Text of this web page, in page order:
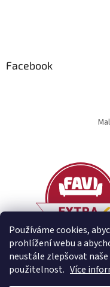
Používáme cookies,
prohlížení webu a
neustále zlepšovat
použitelnost. Více
Facebook